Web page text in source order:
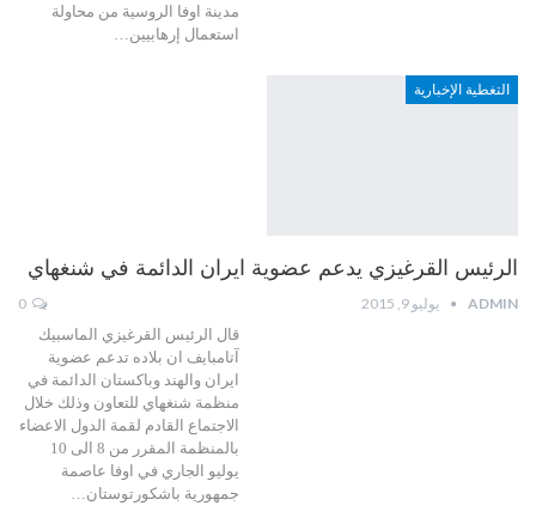
مدينة اوفا الروسية من محاولة
استعمال إرهابيين…
التغطية الإخبارية
الرئيس القرغيزي يدعم عضوية ايران الدائمة في شنغهاي
ADMIN يوليو 9, 2015
قال الرئيس القرغيزي الماسبيك
آتامبايف ان بلاده تدعم عضوية
ايران والهند وباكستان الدائمة في
منظمة شنغهاي للتعاون وذلك خلال
الاجتماع القادم لقمة الدول الاعضاء
بالمنظمة المقرر من 8 الى 10
يوليو الجاري في اوفا عاصمة
جمهورية باشكورتوستان…